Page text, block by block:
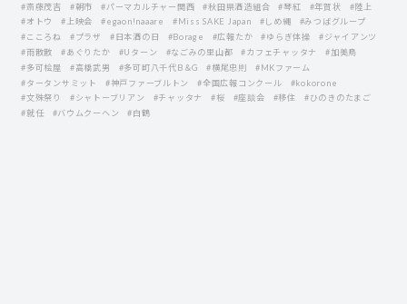
#斎藤茂吉
#朝市 #パーマカルチャー関西 #秋田県酒造組合 #琴紅 #年賀状
#陸上
#オトウ
#上映会 #egaon!naaare #Miss SAKE Japan #しめ縄
#みつばグループ
#こころね
#プラザ #日本酒の日 #Borage #広報たか #ゆらぎ体操
#ジャイアンツ
#雨散散
#あぐりたか #Uターン #なごみの里山都 #カフェチャッタナ
#加美鳥
#多可桧屋
#高橋武男 #多可町八千代B＆G #横尾忠則
#MKファーム
#タータンサミット
#神戸ファーブルトン #全国広報コンクール
#kokorone
#文殊祭り
#シャトーブリアン #チャッタナ #桜 #座談会 #移住
#ひのきのたまご
#就任
#バウムクーヘン #白鶴